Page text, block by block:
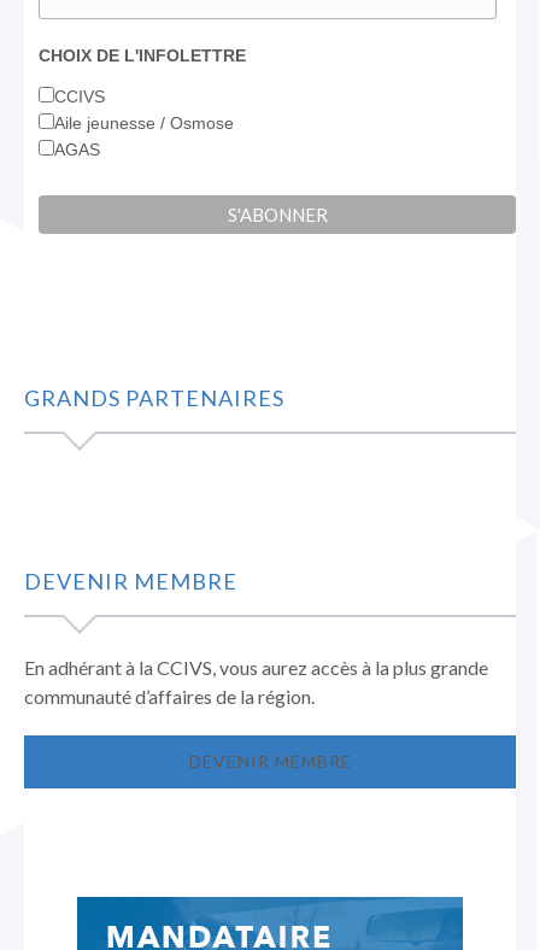
CHOIX DE L'INFOLETTRE
CCIVS
Aile jeunesse / Osmose
AGAS
GRANDS PARTENAIRES
DEVENIR MEMBRE
En adhérant à la CCIVS, vous aurez accès à la plus grande
communauté d’affaires de la région.
DEVENIR MEMBRE